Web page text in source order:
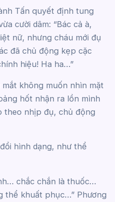
Tấn quyết định tung
cười dâm: “Bác cả à,
nữ, nhưng cháu mới đụ
đã chủ động kẹp cặc
hiệu! Ha ha…”
không muốn nhìn mặt
hốt nhận ra lồn mình
theo nhịp đụ, chủ động
hình dạng, như thể
chắc chắn là thuốc…
thể khuất phục…” Phương